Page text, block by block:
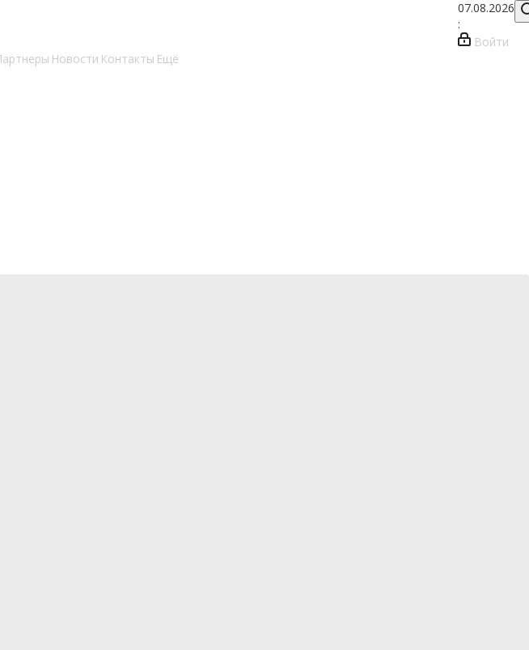
07.08.2026
:
Войти
Новости Контакты Ещё